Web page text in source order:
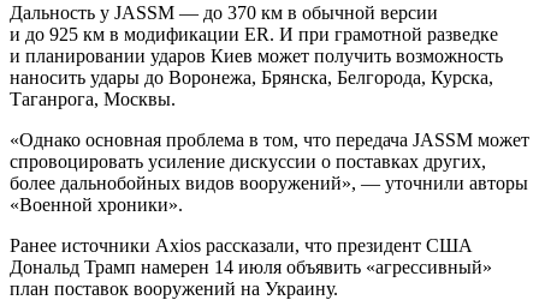
Дальность у JASSM — до 370 км в обычной версии
и до 925 км в модификации ER. И при грамотной разведке
и планировании ударов Киев может получить возможность
наносить удары до Воронежа, Брянска, Белгорода, Курска,
Таганрога, Москвы.
«Однако основная проблема в том, что передача JASSM может
спровоцировать усиление дискуссии о поставках других,
более дальнобойных видов вооружений», — уточнили авторы
«Военной хроники».
Ранее источники Axios рассказали, что президент США
Дональд Трамп намерен 14 июля объявить «агрессивный»
план поставок вооружений на Украину.